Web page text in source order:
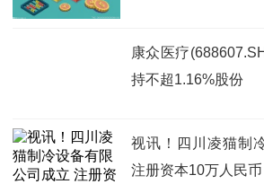
康众医疗
持不超1.16%股份
视讯！四川凌猫制
注册资本10万人民币